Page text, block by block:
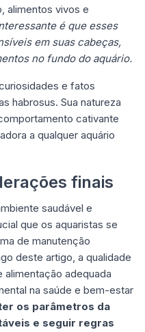
alimentos vivos e
é que esses
em suas cabeças,
no fundo do aquário.
e fatos
habrosus. Sua natureza
cativante
a qualquer aquário
finais
saudável e
que os aquaristas se
de manutenção
deste artigo, a qualidade
alimentação adequada
na saúde e bem-estar
os parâmetros da
e seguir regras